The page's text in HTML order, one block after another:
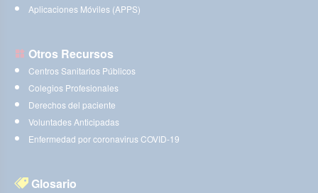
Aplicaciones Móviles (APPS)
Otros Recursos
Centros Sanitarios Públicos
Colegios Profesionales
Derechos del paciente
Voluntades Anticipadas
Enfermedad por coronavirus COVID-19
Glosario